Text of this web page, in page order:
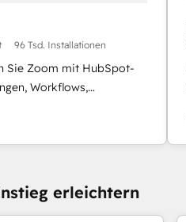
96 Tsd. Installationen
Sie Zoom mit HubSpot-
Workflows,
erleichtern